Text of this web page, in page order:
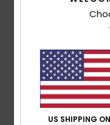
Perfekte GrößeMaterial
US SHIPPING